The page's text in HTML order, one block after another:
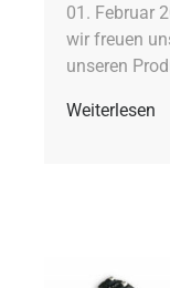
01. Februar
wir freuen
unseren
Weiterlesen